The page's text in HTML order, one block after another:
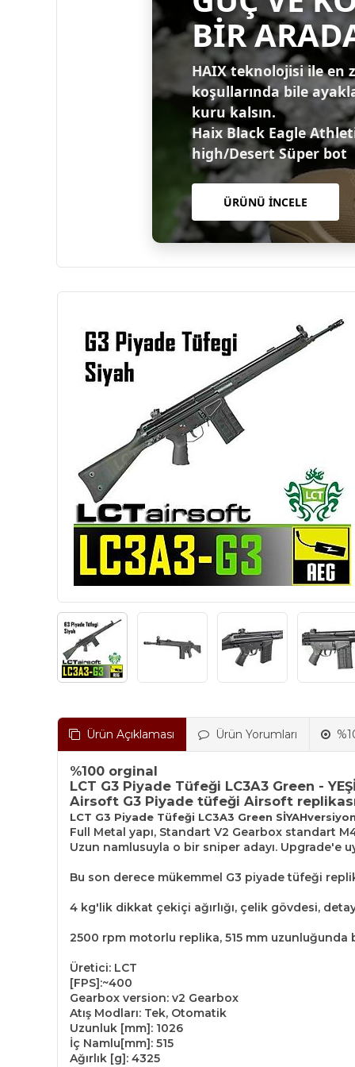
BİR
HAIX teknolojisi ile en
koşullarında bile
kuru kalsın.
Haix Black Eagle
high/Desert Süper bot
ÜRÜNÜ İNCELE
Ürün Açıklaması Ürün Yorumları
%100 orginal
LCT G3 Piyade Tüfeği LC3A3 Green -
Airsoft G3 Piyade tüfeği Airsoft
LCT G3 Piyade Tüfeği LC3A3 Green
Full Metal yapı, Standart V2 Gearbox standart
Uzun namlusuyla o bir sniper adayı. Upgrade'e
Bu son derece mükemmel G3 piyade tüfeği
4 kg'lik dikkat çekiçi ağırlığı, çelik gövdesi,
2500 rpm motorlu replika, 515 mm uzunluğunda
Üretici: LCT
[FPS]:~400
Gearbox version: v2 Gearbox
Atış Modları: Tek, Otomatik
Uzunluk [mm]: 1026
İç Namlu[mm]: 515
Ağırlık [g]: 4325